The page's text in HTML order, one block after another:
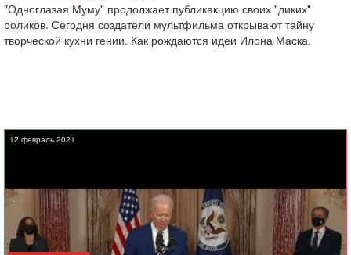
"Одноглазая Муму" продолжает публикакцию своих "диких"
роликов. Сегодня создатели мультфильма открывают тайну
творческой кухни гении. Как рождаются идеи Илона Маска.
12 февраль 2021